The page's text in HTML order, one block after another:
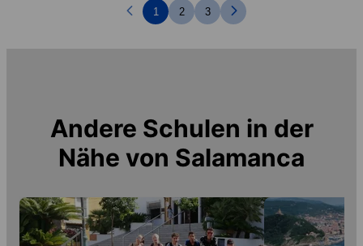
sorties à Salamanque et Tolède
1 2 3
Andere Schulen in der
Nähe von Salamanca